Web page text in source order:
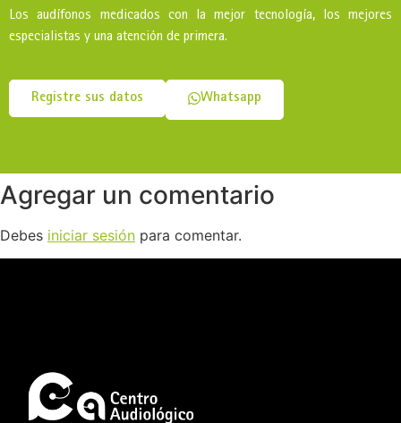
Los audífonos medicados con la mejor tecnología, los mejores
especialistas y una atención de primera.
Registre sus datos Whatsapp
Agregar un comentario
Debes iniciar sesión para comentar.